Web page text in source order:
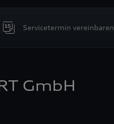
Servicetermin vereinbaren
GmbH